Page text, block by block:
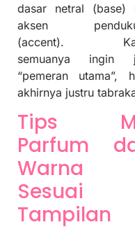
dasar netral (base)
aksen
(accent).
semuanya ingin
“pemeran utama”,
akhirnya justru
Tips
Parfum
Warna
Sesuai
Tampilan